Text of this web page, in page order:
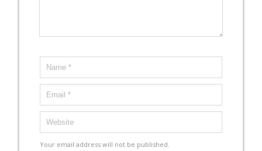
Your email address will not be published.